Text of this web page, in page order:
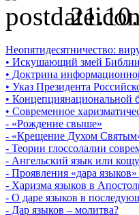
Неопятидесятничество:
• Искушающий змей Библии
• Доктрина
• Указ Президента
• Концепциянациональной
• Современное
- «Рождение свыше»
- «Крещение Духом
- Теории глоссолалии
- Ангельский язык или
- Проявления «дара
- Харизма языков в
- О даре языков в
- Дар языков – молитва?